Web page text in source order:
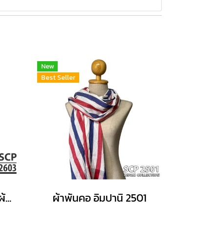
IMPANI Scarf 2603 | ผ้าพันคอพรีเมียม นุ่มสบาย ไม่ระคายผิว
New
Best Seller
ผ้าพันคอ อิมปานิ 2501